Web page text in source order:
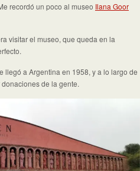
recordó un poco al museo Ilana Goor
visitar el museo, que queda en la
llegó a Argentina en 1958, y a lo largo de
de la gente.